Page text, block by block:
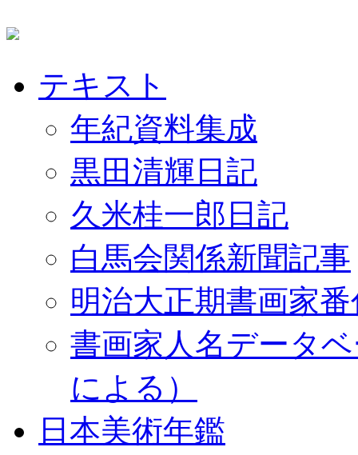
テキスト
年紀資料集成
黒田清輝日記
久米桂一郎日記
白馬会関係新聞記事
明治大正期書画家
書画家人名データ
による）
日本美術年鑑